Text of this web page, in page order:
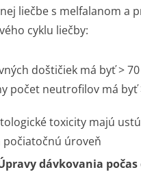
liečbe s melfalanom a
cyklu liečby:
doštičiek má byť >
počet neutrofilov má byť
toxicity majú
počiatočnú úroveň
dávkovania